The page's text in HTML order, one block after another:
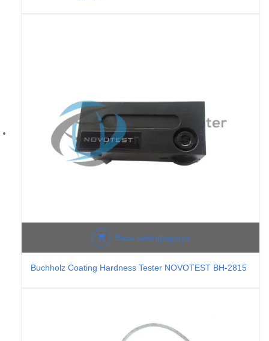
Baca selengkapnya
Buchholz Coating Hardness Tester NOVOTEST BH-2815